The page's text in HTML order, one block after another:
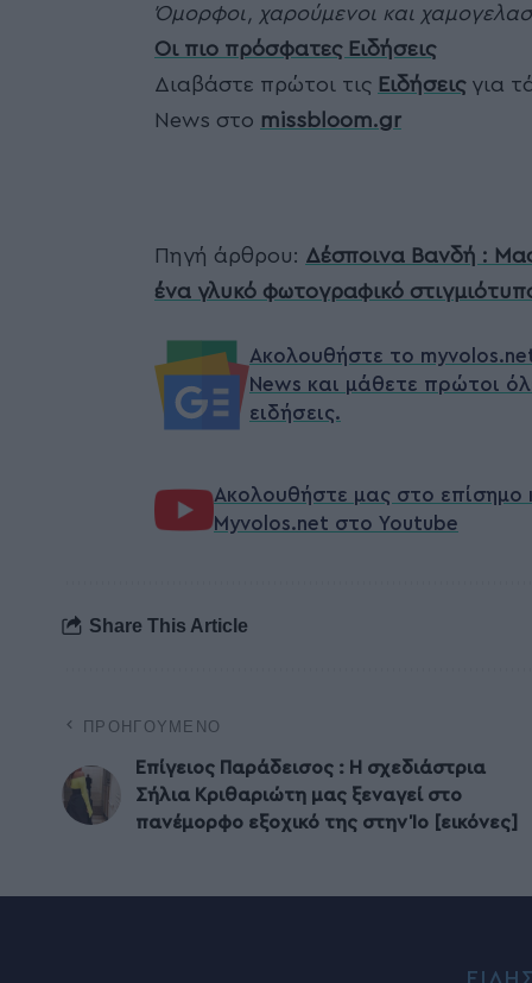
Όμορφοι, χαρούμενοι και
Οι πιο πρόσφατες Ειδήσεις
Διαβάστε πρώτοι τις Ειδήσειςγια
News στο missbloom.gr
Πηγή άρθρου: Δέσποινα Βανδή :
ένα γλυκό φωτογραφικό
Ακολουθήστε το
News και μάθετε πρώτοι
ειδήσεις.
Ακολουθήστε μας στο επίσημο
Myvolos.net στο Youtube
Share This Article
ΠΡΟΗΓΟΎΜΕΝΟ
Επίγειος Παράδεισος : Η σχεδιάστρια
Σήλια Κριθαριώτη μας ξεναγεί στο
πανέμορφο εξοχικό της στην Ίο [εικόνες]